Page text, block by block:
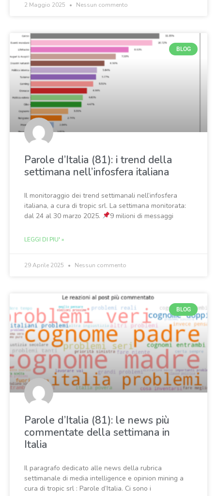
2 Maggio 2025 Nessun commento
BLOG
Parole d’Italia (81): i trend della
settimana nell’infosfera italiana
Il monitoraggio dei trend settimanali nell’infosfera
italiana, a cura di tropic srl. La settimana monitorata:
dal 24 al 30 marzo 2025.
9 milioni di messaggi
LEGGI DI PIU' »
29 Aprile 2025 Nessun commento
BLOG
Parole d’Italia (81): le news più
commentate della settimana in
Italia
Il paragrafo dedicato alle news della rubrica
settimanale di media intelligence e opinion mining a
cura di tropic srl : Parole d’Italia. Ci sono i